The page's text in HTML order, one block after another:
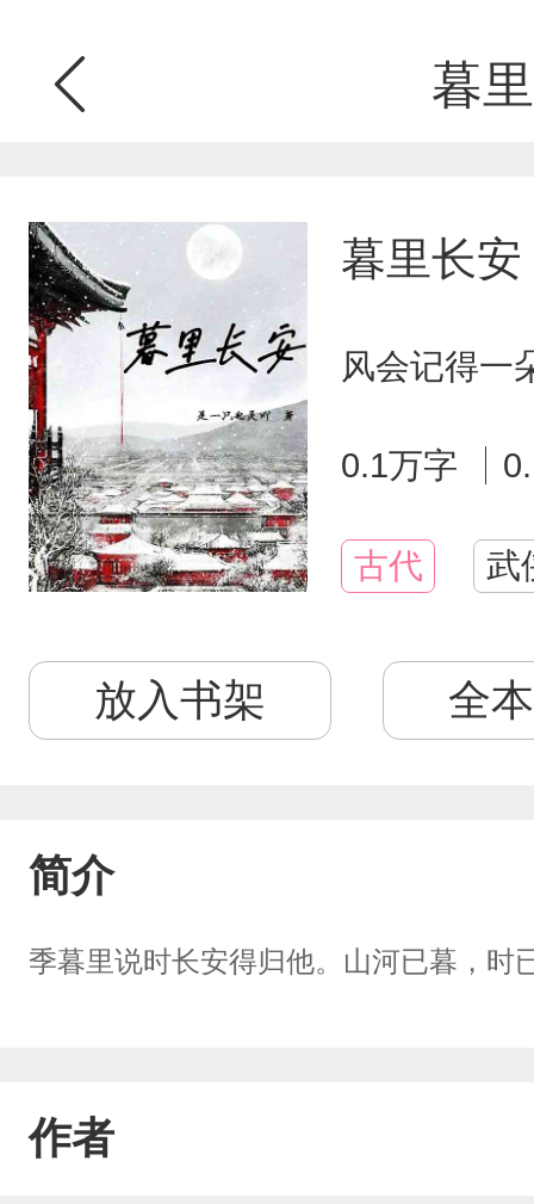
暮
暮里长安
风会记得一
0.1万字
古代 武
放入书架 全
简介
季暮里说时长安得归他。山河已暮，时
作者